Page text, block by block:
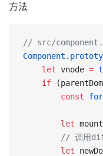
方法
// src/
Component .
	let
vnode =
	if
		const
		let
// 调用
		let